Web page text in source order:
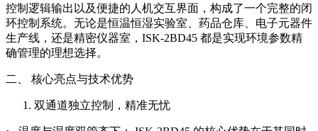
控制逻辑输出以及便捷的人机交互界面，构成了一个完整的闭
环控制系统。无论是恒温恒湿实验室、药品仓库、电子元器件
生产线，还是精密仪器室，ISK-2BD45 都是实现环境参数精
确管理的理想选择。
二、 核心亮点与技术优势
双通道独立控制，精准无忧